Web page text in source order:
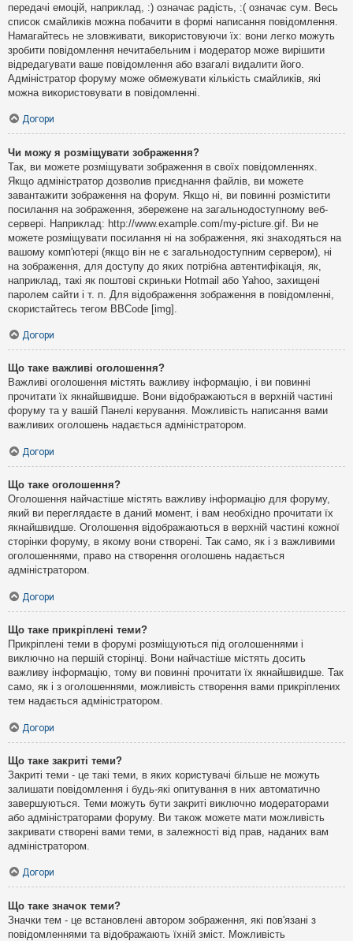
передачі емоцій, наприклад, :) означає радість, :( означає сум. Весь
список смайликів можна побачити в формі написання повідомлення.
Намагайтесь не зловживати, використовуючи їх: вони легко можуть
зробити повідомлення нечитабельним і модератор може вирішити
відредагувати ваше повідомлення або взагалі видалити його.
Адміністратор форуму може обмежувати кількість смайликів, які
можна використовувати в повідомленні.
Догори
Чи можу я розміщувати зображення?
Так, ви можете розміщувати зображення в своїх повідомленнях.
Якщо адміністратор дозволив приєднання файлів, ви можете
завантажити зображення на форум. Якщо ні, ви повинні розмістити
посилання на зображення, збережене на загальнодоступному веб-
сервері. Наприклад: http://www.example.com/my-picture.gif. Ви не
можете розміщувати посилання ні на зображення, які знаходяться на
вашому комп'ютері (якщо він не є загальнодоступним сервером), ні
на зображення, для доступу до яких потрібна автентифікація, як,
наприклад, такі як поштові скриньки Hotmail або Yahoo, захищені
паролем сайти і т. п. Для відображення зображення в повідомленні,
скористайтесь тегом BBCode [img].
Догори
Що таке важливі оголошення?
Важливі оголошення містять важливу інформацію, і ви повинні
прочитати їх якнайшвидше. Вони відображаються в верхній частині
форуму та у вашій Панелі керування. Можливість написання вами
важливих оголошень надається адміністратором.
Догори
Що таке оголошення?
Оголошення найчастіше містять важливу інформацію для форуму,
який ви переглядаєте в даний момент, і вам необхідно прочитати їх
якнайшвидше. Оголошення відображаються в верхній частині кожної
сторінки форуму, в якому вони створені. Так само, як і з важливими
оголошеннями, право на створення оголошень надається
адміністратором.
Догори
Що таке прикріплені теми?
Прикріплені теми в форумі розміщуються під оголошеннями і
виключно на першій сторінці. Вони найчастіше містять досить
важливу інформацію, тому ви повинні прочитати їх якнайшвидше. Так
само, як і з оголошеннями, можливість створення вами прикріплених
тем надається адміністратором.
Догори
Що таке закриті теми?
Закриті теми - це такі теми, в яких користувачі більше не можуть
залишати повідомлення і будь-які опитування в них автоматично
завершуються. Теми можуть бути закриті виключно модераторами
або адміністраторами форуму. Ви також можете мати можливість
закривати створені вами теми, в залежності від прав, наданих вам
адміністратором.
Догори
Що таке значок теми?
Значки тем - це встановлені автором зображення, які пов'язані з
повідомленнями та відображають їхній зміст. Можливість